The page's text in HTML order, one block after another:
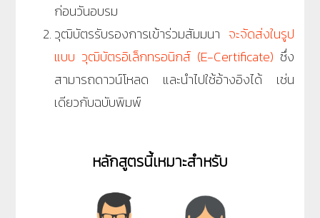
ก่อนวันอบรม
วุฒิบัตรรับรองการเข้าร่วมสัมมนา จะจัดส่งในรูป
แบบ วุฒิบัตรอิเล็กทรอนิกส์ (E-Certificate) ซึ่ง
สามารถดาวน์โหลด และนำไปใช้อ้างอิงได้ เช่น
เดียวกับฉบับพิมพ์
หลักสูตรนี้เหมาะสำหรับ